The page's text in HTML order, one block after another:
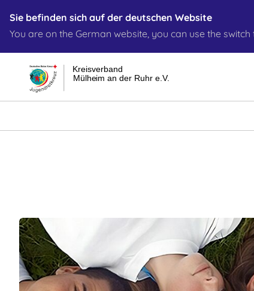
Sie befinden sich auf der deutschen Website
You are on the German website, you can use the
Mülheim an der Ruhr e.V.
Kreisverband